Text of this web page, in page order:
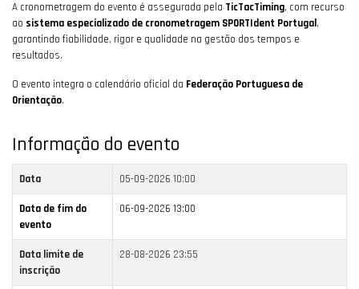
A cronometragem do evento é assegurada pela TicTacTiming, com recurso
ao sistema especializado de cronometragem SPORTIdent Portugal ,
garantindo fiabilidade, rigor e qualidade na gestão dos tempos e
resultados.
O evento integra o calendário oficial da Federação Portuguesa de
Orientação.
Informação do evento
Data 05-09-2026 10:00
Data de fim do
evento
06-09-2026 13:00
Data limite de
inscrição
28-08-2026 23:55